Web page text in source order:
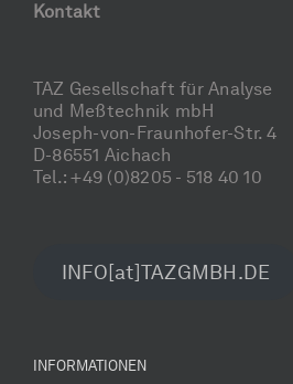
Kontakt
TAZ Gesellschaft für Analyse
und Meßtechnik mbH
Joseph-von-Fraunhofer-Str. 4
D-86551 Aichach
Tel.: +49 (0)8205 - 518 40 10
INFO[at]TAZGMBH.DE
INFORMATIONEN